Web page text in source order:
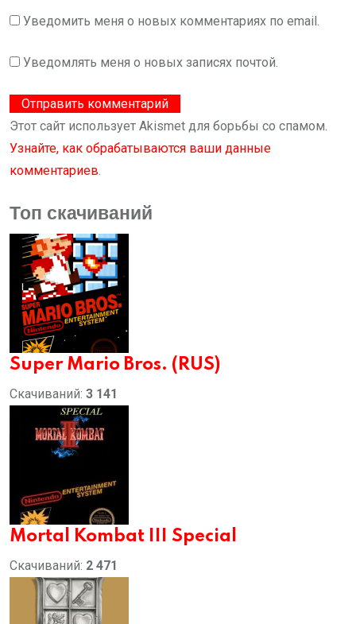
Уведомить меня о новых комментариях по email.
Уведомлять меня о новых записях почтой.
Этот сайт использует Akismet для борьбы со спамом.
Узнайте, как обрабатываются ваши данные
комментариев.
Топ скачиваний
Super Mario Bros. (RUS)
Скачиваний: 3 141
Mortal Kombat III Special
Скачиваний: 2 471